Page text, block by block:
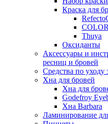
Краска для
COLOR
Thuya
Оксиданты
Аксессуары и
ресниц и бровей
Средства по
Хна для бровей
Хна для
Godefroy
Хна Barbara
Ламинирование